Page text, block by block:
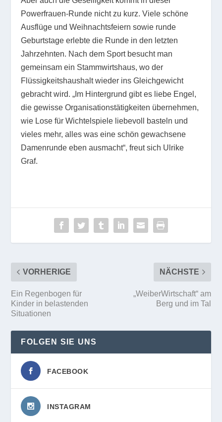
Powerfrauen-Runde nicht zu kurz. Viele schöne
Ausflüge und Weihnachtsfeiern sowie runde
Geburtstage erlebte die Runde in den letzten
Jahrzehnten. Nach dem Sport besucht man
gemeinsam ein Stammwirtshaus, wo der
Flüssigkeitshaushalt wieder ins Gleichgewicht
gebracht wird. „Im Hintergrund gibt es liebe Engel,
die gewisse Organisationstätigkeiten übernehmen,
wie Lose für Wichtelspiele liebevoll basteln und
vieles mehr, alles was eine schön gewachsene
Damenrunde eben ausmacht“, freut sich Ulrike
Graf.
VORHERIGE
Ein Regenbogen für
Kinder in belastenden
Situationen
NÄCHSTE
„WeiberWirtschaft“ am
Berg und im Tal
FOLGEN SIE UNS
FACEBOOK
INSTAGRAM